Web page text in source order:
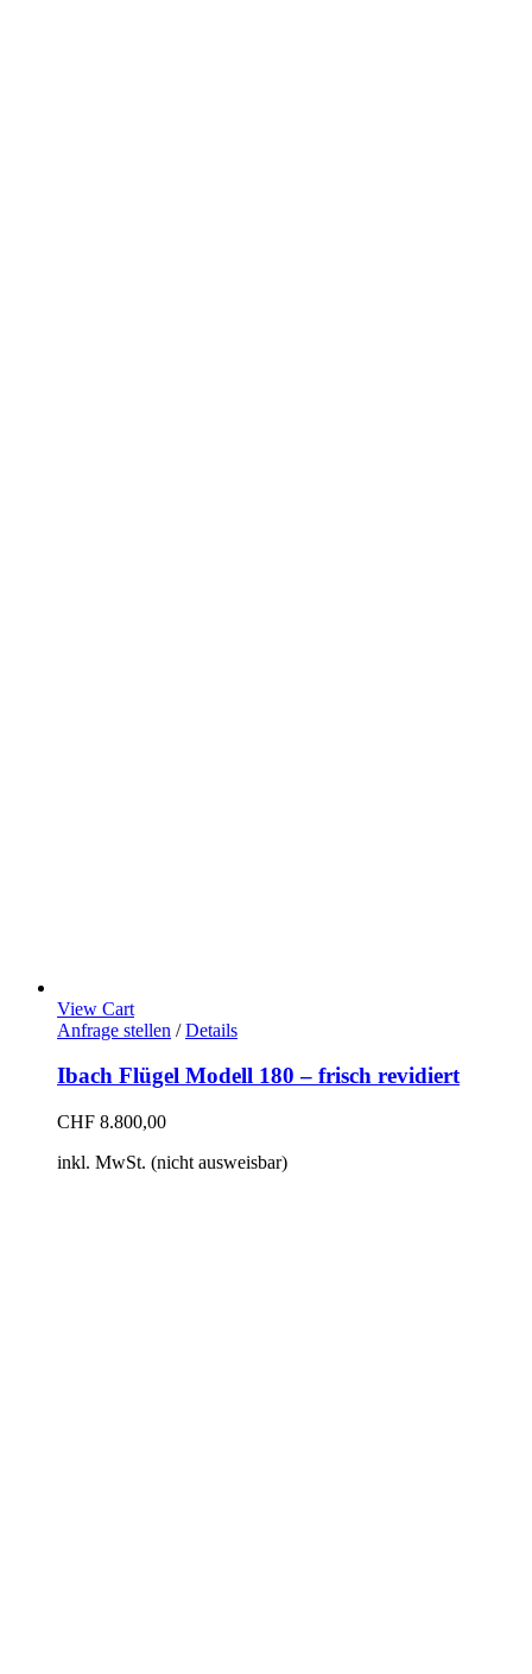
View Cart
Anfrage stellen / Details
Ibach Flügel Modell 180 – frisch revidiert
CHF 8.800,00
inkl. MwSt. (nicht ausweisbar)